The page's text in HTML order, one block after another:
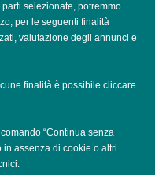
POTENZA
ROMA
TRENTO
TRIESTE
selezionate, potremmo
per le seguenti finalità
valutazione degli annunci e
finalità è possibile cliccare
“Continua senza
assenza di cookie o altri